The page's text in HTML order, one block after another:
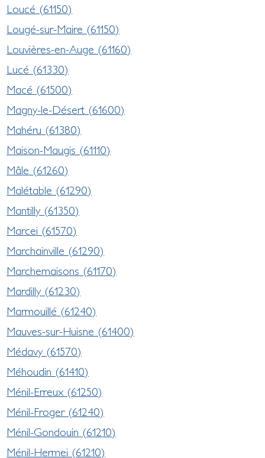
Loucé (61150)
Lougé-sur-Maire (61150)
Louvières-en-Auge (61160)
Lucé (61330)
Macé (61500)
Magny-le-Désert (61600)
Mahéru (61380)
Maison-Maugis (61110)
Mâle (61260)
Malétable (61290)
Mantilly (61350)
Marcei (61570)
Marchainville (61290)
Marchemaisons (61170)
Mardilly (61230)
Marmouillé (61240)
Mauves-sur-Huisne (61400)
Médavy (61570)
Méhoudin (61410)
Ménil-Erreux (61250)
Ménil-Froger (61240)
Ménil-Gondouin (61210)
Ménil-Hermei (61210)